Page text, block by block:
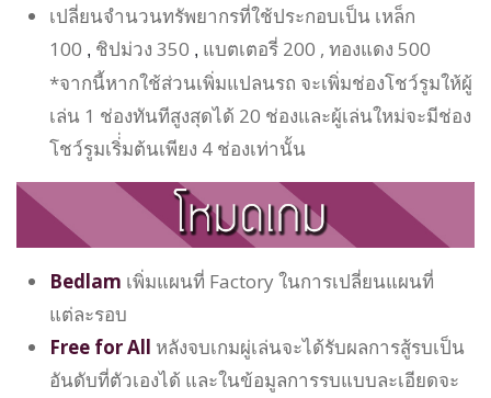
เปลี่ยนจำนวนทรัพยากรที่ใช้ประกอบเป็น เหล็ก
100 , ชิปม่วง 350 , แบตเตอรี่ 200 , ทองแดง 500
*จากนี้หากใช้ส่วนเพิ่มแปลนรถ จะเพิ่มช่องโชว์รูมให้ผู้
เล่น 1 ช่องทันทีสูงสุดได้ 20 ช่องและผู้เล่นใหม่จะมีช่อง
โชว์รูมเริ่่มต้นเพียง 4 ช่องเท่านั้น
Bedlam เพิ่มแผนที่ Factory ในการเปลี่ยนแผนที่
แต่ละรอบ
Free for All หลังจบเกมผู่เล่นจะได้รับผลการสู้รบเป็น
อันดับที่ตัวเองได้ และในข้อมูลการรบแบบละเอียดจะ